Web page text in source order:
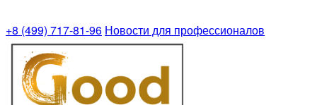
+8 (499) 717-81-96 Новости для профессионалов